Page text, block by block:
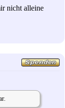
nicht alleine